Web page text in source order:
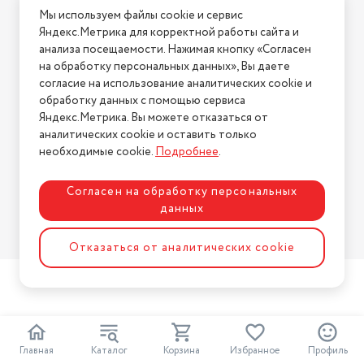
Главная Каталог Корзина Избранное Профиль
Тип внутреннего блока
настенный
UV-лампа ( антибактериальная) нет
Цвет товара
белый
Работает с Алисой
доп. опция
Максимальный уровень шума
внутреннего блока (дБ)
38
Количество скоростей
Тип фильтра
антибактериальный, грубой
очистки, ультрафиолетовый
Условия возврата
Нашли ошибку на сайте? Напишите нам
2026 © Интернет-магазин "АстМаркет". У нас есть всё!
Политика конфиденциальности
Разработка сайтаASTDESIGN
Мы используем файлы cookie и сервис
Яндекс.Метрика для корректной работы сайта и
анализа посещаемости. Нажимая кнопку «Согласен
на обработку персональных данных», Вы даете
согласие на использование аналитических cookie и
обработку данных с помощью сервиса
Яндекс.Метрика. Вы можете отказаться от
аналитических cookie и оставить только
необходимые cookie.Подробнее.
Согласен на обработку персональных
данных
Отказаться от аналитических cookie